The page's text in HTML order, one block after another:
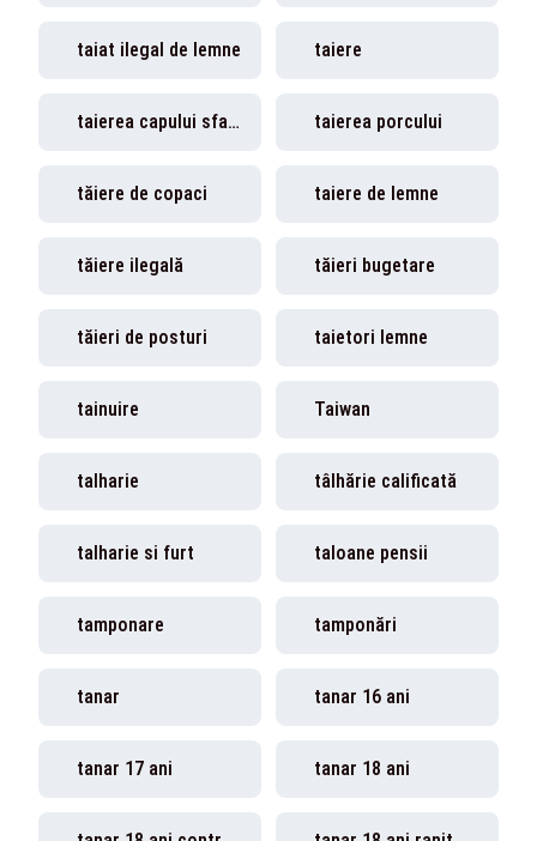
taiat ilegal de lemne taiere
taierea capului sfantului ioan botezatorul taierea porcului
tăiere de copaci taiere de lemne
tăiere ilegală tăieri bugetare
tăieri de posturi taietori lemne
tainuire Taiwan
talharie tâlhărie calificată
talharie si furt taloane pensii
tamponare tamponări
tanar tanar 16 ani
tanar 17 ani tanar 18 ani